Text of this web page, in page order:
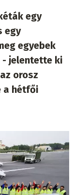
egy
egy
egyebek
- jelentette ki
orosz
a hétfői